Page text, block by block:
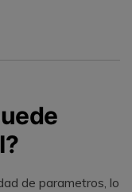
de parametros, lo